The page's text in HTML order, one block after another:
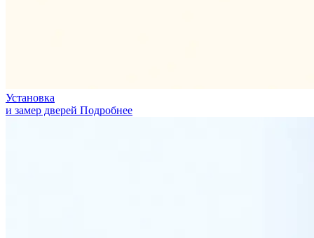
Установка
и замер дверей Подробнее